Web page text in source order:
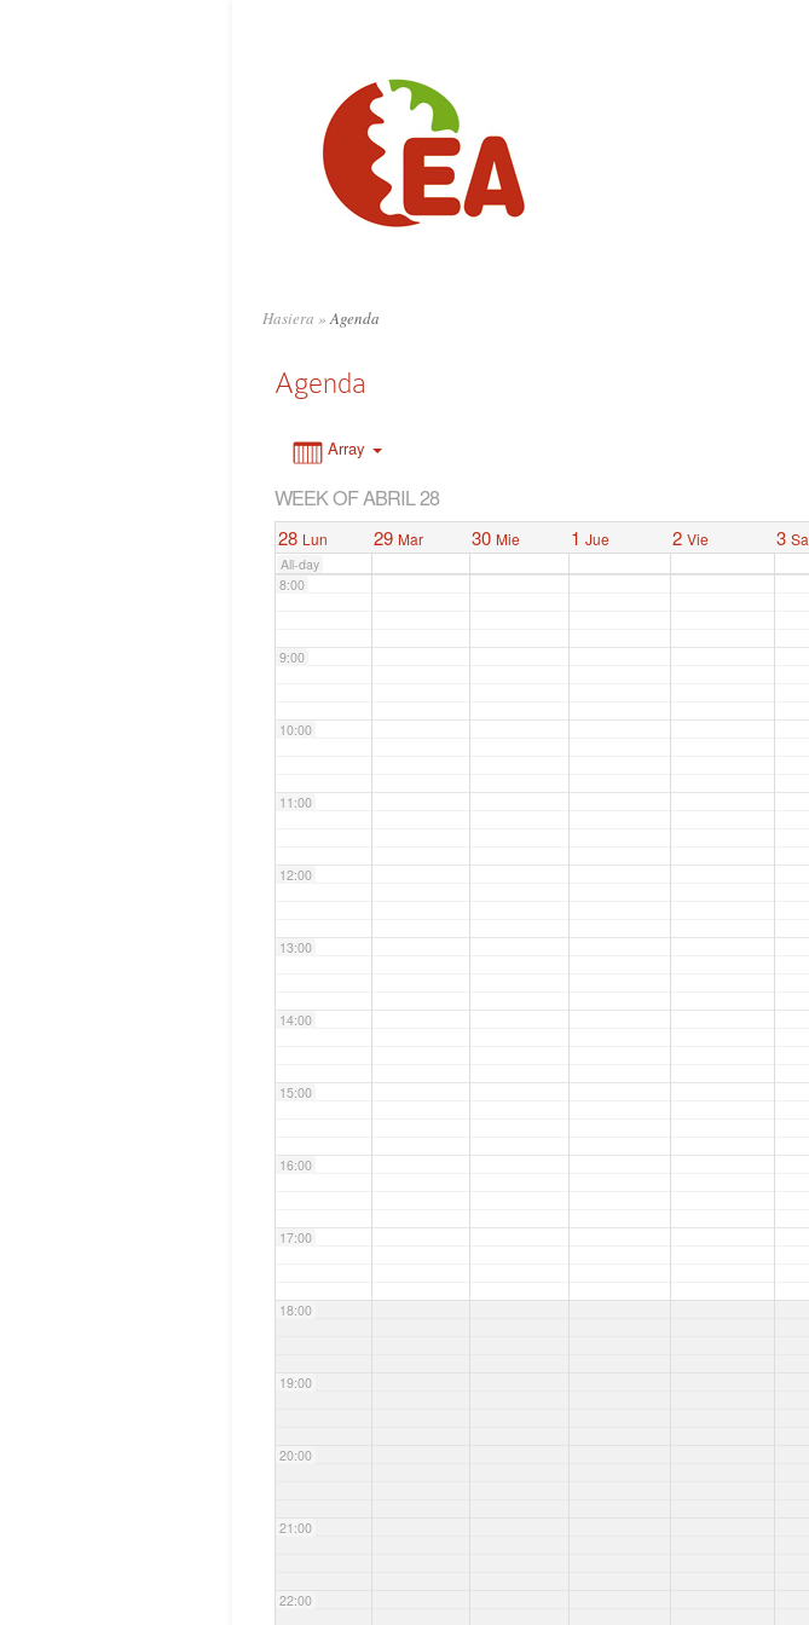
Hasiera »Agenda
Agenda
Array
WEEK OF ABRIL 28
28 Lun 29 Mar 30 Mie 1 Jue 2 Vie 3
All-day
6:00
8:00
9:00
10:00
11:00
12:00
13:00
14:00
15:00
16:00
17:00
18:00
19:00
20:00
21:00
22:00